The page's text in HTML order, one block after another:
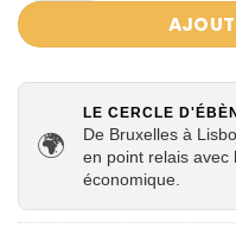
🌍
LE CERCLE
De Bruxelles à
en point relais avec
économique.